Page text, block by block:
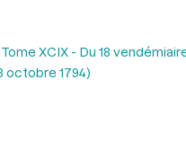
Tome XCIX - Du 18
octobre 1794)